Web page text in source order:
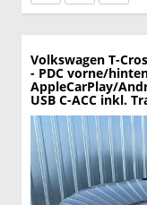
Volkswagen T-
- PDC vorne/
AppleCarPlay/
USB C-ACC inkl.